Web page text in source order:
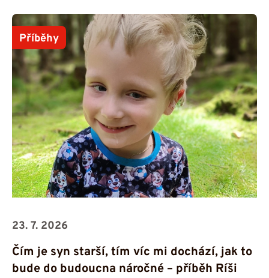
Příběhy
23. 7. 2026
Čím je syn starší, tím víc mi dochází, jak to
bude do budoucna náročné – příběh Ríši